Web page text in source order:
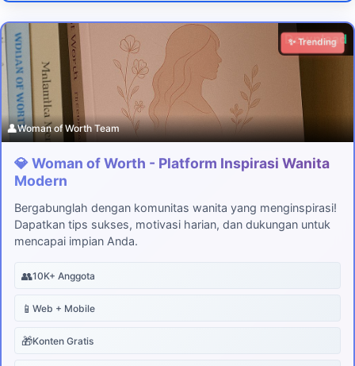
Download
✨ Trending
👤Woman of Worth Team
💎 Woman of Worth - Platform Inspirasi Wanita
Modern
Bergabunglah dengan komunitas wanita yang menginspirasi!
Dapatkan tips sukses, motivasi harian, dan dukungan untuk
mencapai impian Anda.
👥10K+ Anggota
📱 Web + Mobile
🎁Konten Gratis